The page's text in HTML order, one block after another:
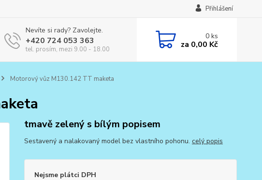
Přihlášení
Nevíte si rady? Zavolejte.
+420 724 053 363
tel. prosím, mezi 9.00 - 18.00
0ks
za 0,00 Kč
Motorový vůz M130.142 TT maketa
tmavě zelený s bílým popisem
Sestavený a nalakovaný model bez vlastního pohonu. celý popis
Nejsme plátci DPH